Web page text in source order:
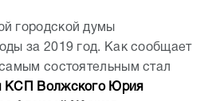
городской думы
за 2019 год. Как сообщает
состоятельным стал
КСП Волжского Юрия